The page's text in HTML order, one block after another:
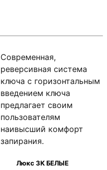
Cовременная,
реверсивная система
ключа с горизонтальным
введением ключа
предлагает своим
пользователям
наивысший комфорт
запирания.
Люкс 3К БЕЛЫЕ